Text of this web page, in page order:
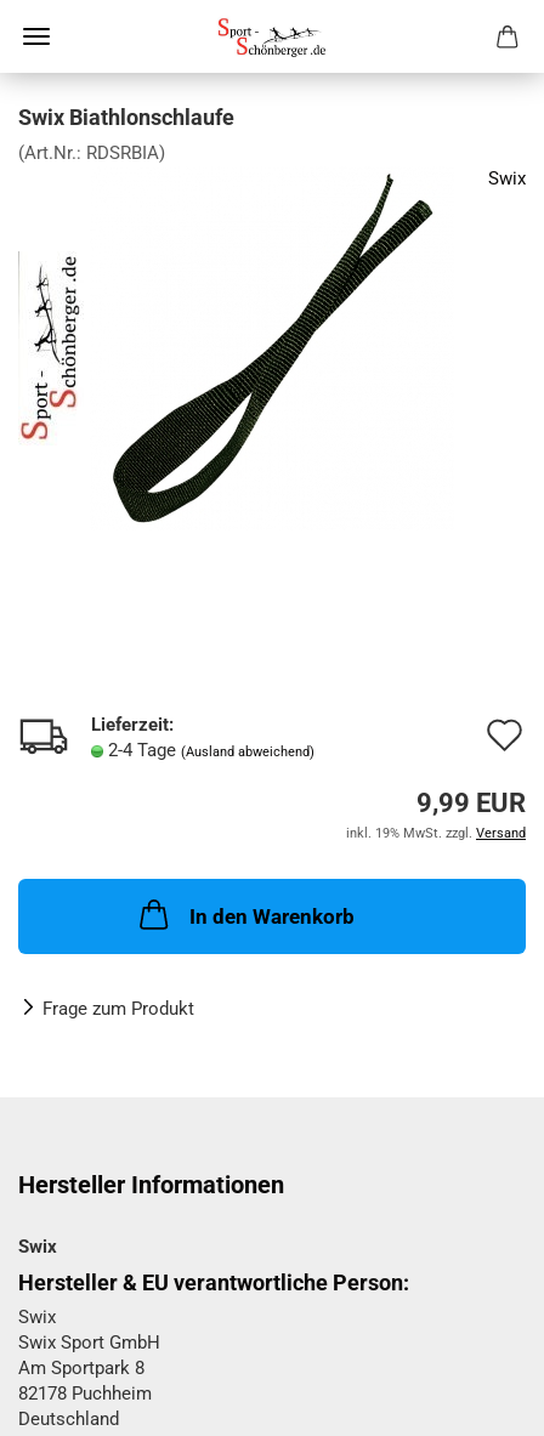
Swix Biathlonschlaufe
(Art.Nr.: RDSRBIA)
Swix
Lieferzeit:
2-4 Tage (Ausland abweichend)
9,99 EUR
inkl. 19% MwSt. zzgl. Versand
In den Warenkorb
Frage zum Produkt
Hersteller Informationen
Swix
Hersteller & EU verantwortliche Person:
Swix
Swix Sport GmbH​
Am Sportpark 8
82178 Puchheim
Deutschland